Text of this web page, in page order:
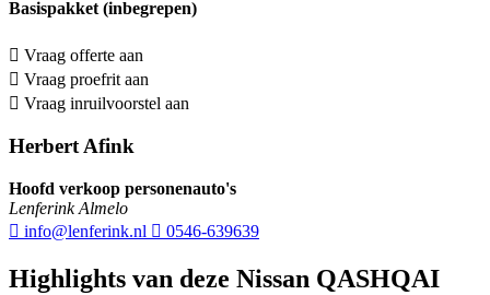
Basispakket (inbegrepen)
Vraag offerte aan
Vraag proefrit aan
Vraag inruilvoorstel aan
Herbert Afink
Hoofd verkoop personenauto's
Lenferink Almelo
info@lenferink.nl
0546-639639
Highlights van deze Nissan QASHQAI